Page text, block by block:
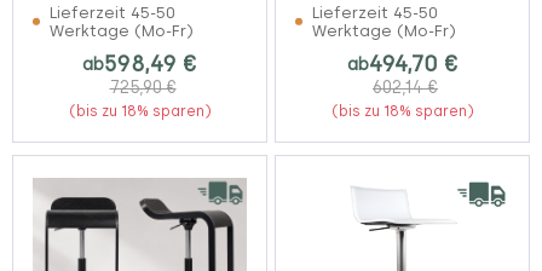
Lieferzeit 45-50
Werktage (Mo-Fr)
ab598,49 €
725,90 €
(bis zu 18% sparen)
Lieferzeit 45-50
Werktage (Mo-Fr)
ab494,70 €
602,14 €
(bis zu 18% sparen)